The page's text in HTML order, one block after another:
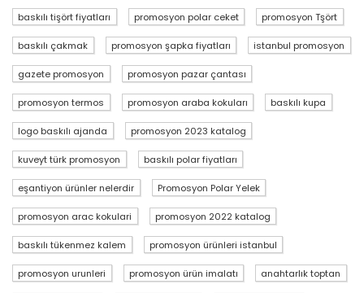
baskılı tişört fiyatları promosyon polar ceket promosyon Tşört
baskılı çakmak promosyon şapka fiyatları istanbul promosyon
gazete promosyon promosyon pazar çantası
promosyon termos promosyon araba kokuları baskılı kupa
logo baskılı ajanda promosyon 2023 katalog
kuveyt türk promosyon baskılı polar fiyatları
eşantiyon ürünler nelerdir Promosyon Polar Yelek
promosyon arac kokulari promosyon 2022 katalog
baskılı tükenmez kalem promosyon ürünleri istanbul
promosyon urunleri promosyon ürün imalatı anahtarlık toptan